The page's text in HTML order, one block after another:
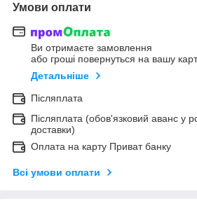
Умови оплати
Ви отримаєте замовлення
або гроші повернуться на вашу
Детальніше
Післяплата
Післяплата (обов'язковий аванс у
доставки)
Оплата на карту Приват банку
Всі умови оплати